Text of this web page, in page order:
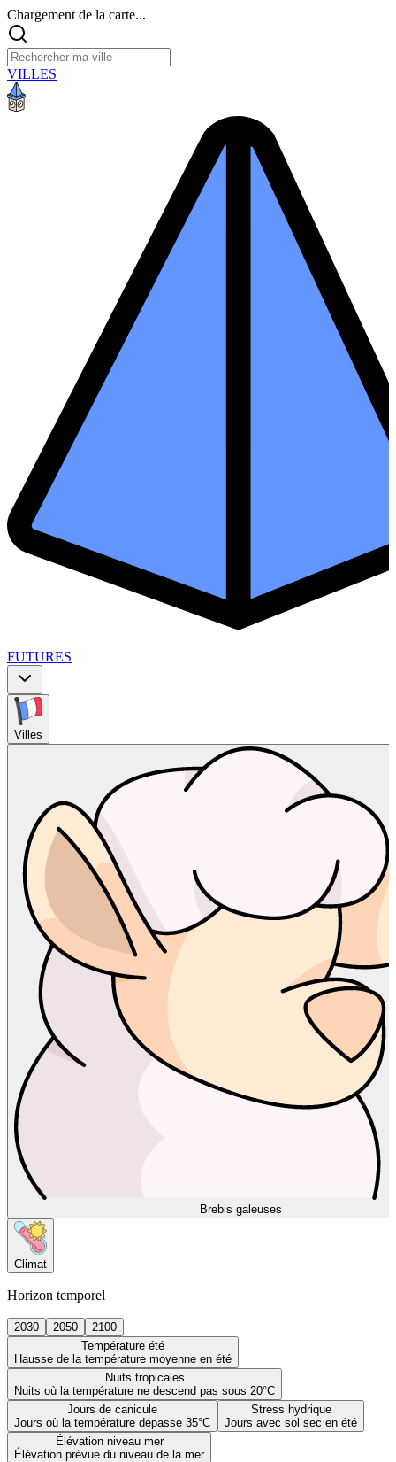
Chargement de la carte...
VILLES
FUTURES
Villes
Brebis galeuses
Climat
Horizon temporel
2030 2050
2100
Température été
Hausse de la température moyenne en été
Nuits tropicales
Nuits où la température ne descend pas sous 20°C
Jours de canicule
Jours où la température dépasse 35°C
Stress hydrique
Jours avec sol sec en été
Élévation niveau mer
Élévation prévue du niveau de la mer